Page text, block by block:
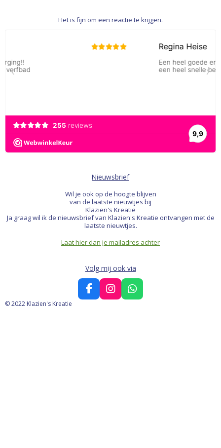
Het is fijn om een reactie te krijgen.
Nieuwsbrief
Wil je ook op de hoogte blijven
van de laatste nieuwtjes bij
Klazien's Kreatie
Ja graag wil ik de nieuwsbrief van Klazien's Kreatie ontvangen met de
laatste nieuwtjes.
Laat hier dan je mailadres achter
Volg mij ook via
F
a
I
n
W
h
© 2022 Klazien's Kreatie